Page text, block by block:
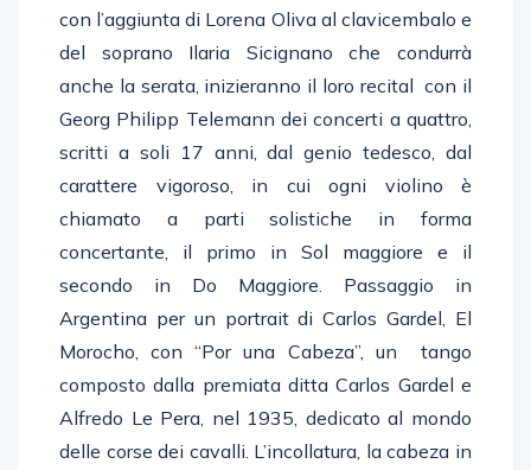
con l’aggiunta di Lorena Oliva al clavicembalo e
del soprano Ilaria Sicignano che condurrà
anche la serata, inizieranno il loro recital con il
Georg Philipp Telemann dei concerti a quattro,
scritti a soli 17 anni, dal genio tedesco, dal
carattere vigoroso, in cui ogni violino è
chiamato a parti solistiche in forma
concertante, il primo in Sol maggiore e il
secondo in Do Maggiore. Passaggio in
Argentina per un portrait di Carlos Gardel, El
Morocho, con “Por una Cabeza”, un tango
composto dalla premiata ditta Carlos Gardel e
Alfredo Le Pera, nel 1935, dedicato al mondo
delle corse dei cavalli. L’incollatura, la cabeza in